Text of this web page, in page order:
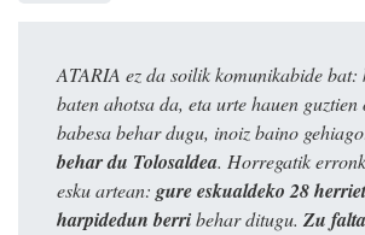
ATARIA ez da soilik komunikabide bat:
baten ahotsa da, eta urte hauen guztien
babesa behar dugu, inoiz baino
behar du Tolosaldea. Horregatik
esku artean: gure eskualdeko 28
harpidedun berribehar ditugu. Zu